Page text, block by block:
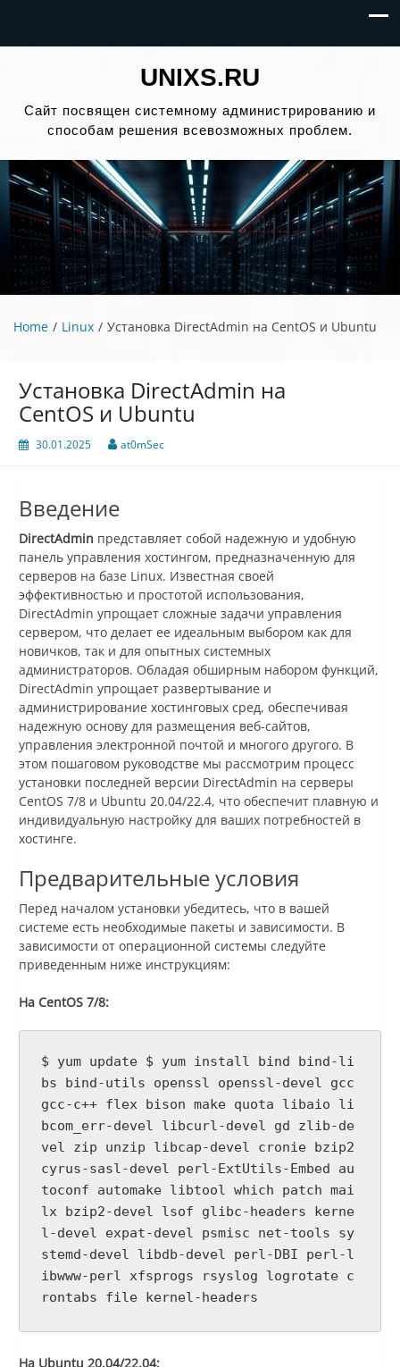
UNIXS.RU
Сайт посвящен системному администрированию и
способам решения всевозможных проблем.
Home Linux Установка DirectAdmin на CentOS и Ubuntu
Установка DirectAdmin на
CentOS и Ubuntu
30.01.2025 at0mSec
Введение
DirectAdmin представляет собой надежную и удобную
панель управления хостингом, предназначенную для
серверов на базе Linux. Известная своей
эффективностью и простотой использования,
DirectAdmin упрощает сложные задачи управления
сервером, что делает ее идеальным выбором как для
новичков, так и для опытных системных
администраторов. Обладая обширным набором функций,
DirectAdmin упрощает развертывание и
администрирование хостинговых сред, обеспечивая
надежную основу для размещения веб-сайтов,
управления электронной почтой и многого другого. В
этом пошаговом руководстве мы рассмотрим процесс
установки последней версии DirectAdmin на серверы
CentOS 7/8 и Ubuntu 20.04/22.4, что обеспечит плавную и
индивидуальную настройку для ваших потребностей в
хостинге.
Предварительные условия
Перед началом установки убедитесь, что в вашей
системе есть необходимые пакеты и зависимости. В
зависимости от операционной системы следуйте
приведенным ниже инструкциям:
На CentOS 7/8:
$ yum update $ yum install bind bind-li
bs bind-utils openssl openssl-devel gcc
gcc-c++ flex bison make quota libaio li
bcom_err-devel libcurl-devel gd zlib-de
vel zip unzip libcap-devel cronie bzip2
cyrus-sasl-devel perl-ExtUtils-Embed au
toconf automake libtool which patch mai
lx bzip2-devel lsof glibc-headers kerne
l-devel expat-devel psmisc net-tools sy
stemd-devel libdb-devel perl-DBI perl-l
ibwww-perl xfsprogs rsyslog logrotate c
rontabs file kernel-headers
На Ubuntu 20.04/22.04: